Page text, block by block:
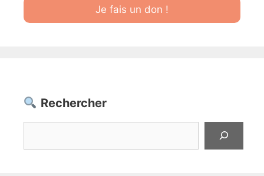
Je fais un don !
Rechercher